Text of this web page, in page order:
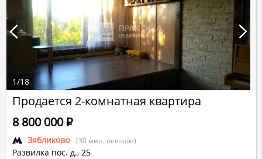
Продается 2-комнатная квартира
Зябликово (30 мин. пешком)
Развилка пос. д., 25
8 800 000Р
1/18